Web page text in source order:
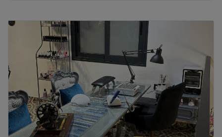
Τρίτη
Τετάρτη
Πέμπτη
10:00
Παρασκευή
10:00
Σάββατο
10:00
18:00
Κυριακή
Κλειστό
Στο Suave Nail Experts, η περιποίηση και η αισθητική
συναντούν την ποιότητα και τον επαγγελματισμό.
Δημιουργούμε έναν σύγχρονο και φιλόξενο χώρο, όπου κάθε